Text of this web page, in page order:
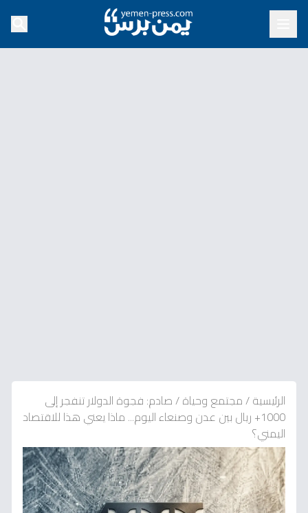
الرئيسية/مجتمع وحياة/صادم: فجوة الدولار تنفجر إلى
1000+ ريال بين عدن وصنعاء اليوم... ماذا يعني هذا للاقتصاد
اليمني؟